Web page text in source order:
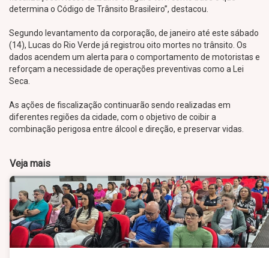
determina o Código de Trânsito Brasileiro”, destacou.
Segundo levantamento da corporação, de janeiro até este sábado
(14), Lucas do Rio Verde já registrou oito mortes no trânsito. Os
dados acendem um alerta para o comportamento de motoristas e
reforçam a necessidade de operações preventivas como a Lei
Seca.
As ações de fiscalização continuarão sendo realizadas em
diferentes regiões da cidade, com o objetivo de coibir a
combinação perigosa entre álcool e direção, e preservar vidas.
Veja mais